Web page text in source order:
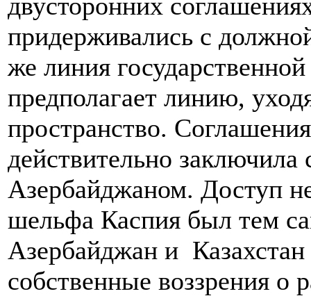
придерживались с
же линия
предполагает линию,
пространство.
действительно заключила
Азербайджаном. Доступ
шельфа Каспия был тем
Азербайджан и
собственные воззрения о